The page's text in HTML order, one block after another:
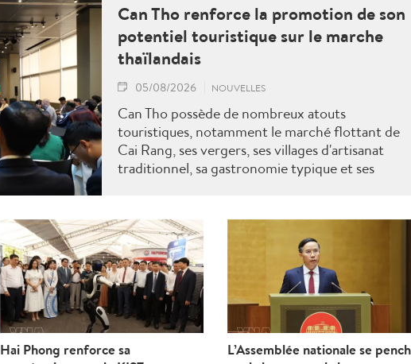
Can Tho renforce la promotion de son
potentiel touristique sur le marche
thaïlandais
05/08/2026 NOUVELLES
Can Tho possède de nombreux atouts
touristiques, notamment le marché flottant de
Cai Rang, ses vergers, ses villages d'artisanat
traditionnel, sa gastronomie typique et ses
qualité, durable et intelligente, axée sur le
tourisme écologique, le tourisme de villégiature,
le tourisme culturel et spirituel, ainsi que le
tourisme MICE.
Hai Phong renforce sa
L’Assemblée nationale se